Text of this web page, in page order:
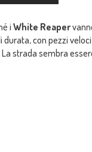
iWhite Reaper
con pezzi
strada sembra